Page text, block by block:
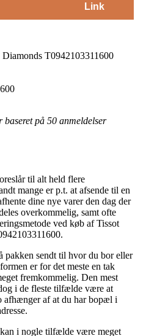
Link
T0942103311600
baseret på 50 anmeldelser
til alt held flere
mange er p.t. at afsende til en
dine nye varer den dag der
overkommelig, samt ofte
ved køb af Tissot
pakken sendt til hvor du bor eller
er for det meste en tak
fremkommelig. Den mest
i de fleste tilfælde være at
afhænger af at du har bopæl i
i nogle tilfælde være meget